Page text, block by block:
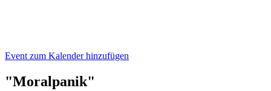
Event zum Kalender hinzufügen
"Moralpanik"